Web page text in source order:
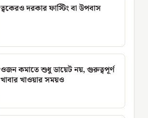
ত্বকেরও দরকার ফাস্টিং বা উপবাস
ওজন কমাতে শুধু ডায়েট নয়, গুরুত্বপূর্ণ
খাবার খাওয়ার সময়ও